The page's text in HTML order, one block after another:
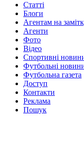
Статті
Блоги
Агентам на
Агенти
Фото
Відео
Спортивні
Футбольні
Футбольна газета
Доступ
Контакти
Реклама
Пошук